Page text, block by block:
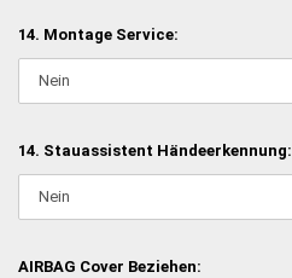
14. Montage Service:
14. Stauassistent Händeerkennung:
AIRBAG Cover Beziehen: